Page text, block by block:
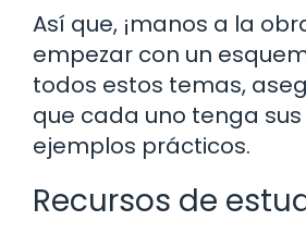
Así que, ¡manos a la
empezar con un
todos estos temas,
que cada uno tenga
ejemplos prácticos.
Recursos de